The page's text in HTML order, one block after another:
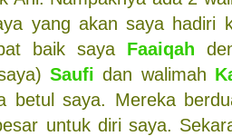
yang akan saya hadiri
baik saya Faaiqah
Saufi dan walimah
betul saya. Mereka
untuk diri saya.